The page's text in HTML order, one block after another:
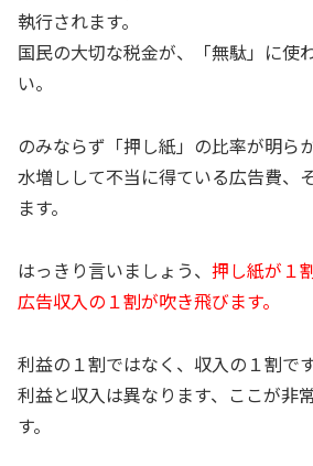
執行されます。
国民の大切な税金が、「無駄」に使
い。
のみならず「押し紙」の比率が明ら
水増しして不当に得ている広告費、
ます。
はっきり言いましょう、 押し紙が１
広告収入の１割が吹き飛びます。
利益の１割ではなく、収入の１割です
利益と収入は異なります、ここが非
す。